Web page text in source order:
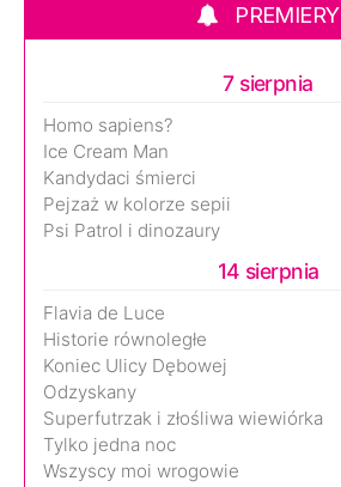
PREMIERY
7 sierpnia
Homo sapiens?
Ice Cream Man
Kandydaci śmierci
Pejzaż w kolorze sepii
Psi Patrol i dinozaury
14 sierpnia
Flavia de Luce
Historie równoległe
Koniec Ulicy Dębowej
Odzyskany
Superfutrzak i złośliwa wiewiórka
Tylko jedna noc
Wszyscy moi wrogowie